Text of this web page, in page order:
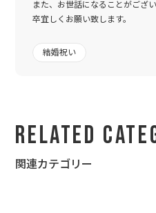
また、お世話になることがござ
卒宜しくお願い致します。
結婚祝い
Related
関連カテゴリー